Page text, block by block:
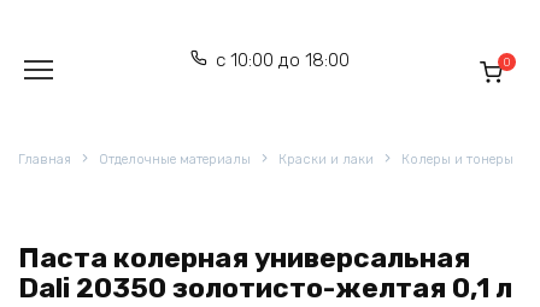
содержанию
с 10:00 до 18:00 0
Главная Отделочные материалы Краски и лаки Колеры и тонеры
Паста колерная универсальная
Dali 20350 золотисто-желтая 0,1 л